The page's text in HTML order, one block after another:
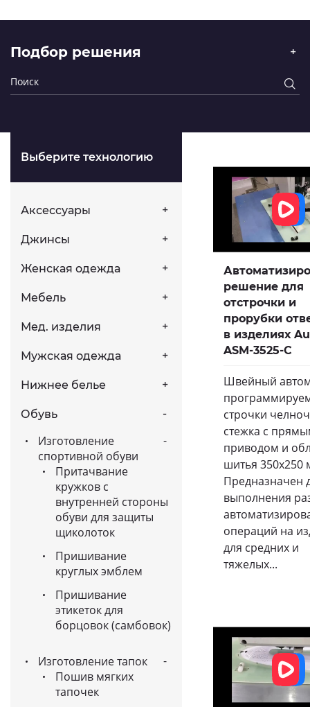
Подбор решения
Выберите технологию
Аксессуары
Джинсы
Женская одежда
Мебель
Мед. изделия
Мужская одежда
Нижнее белье
Обувь
Изготовление
спортивной обуви
Притачвание
кружков с
внутренней стороны
обуви для защиты
щиколоток
Пришивание
круглых эмблем
Пришивание
этикеток для
борцовок (самбовок)
Изготовление тапок
Пошив мягких
тапочек
решение для
отстрочки и
прорубки
в изделиях
ASM-3525-C
Швейный
строчки
стежка с
приводом и
шитья 350х250
Предназначен
выполнения
операций на
для средних и
тяжелых...